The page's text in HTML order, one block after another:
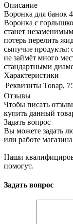
Описание
Воронка для банок
Воронка с
станет
потерь перелить
сыпучие продукты:
не займёт много
стандартными
Характеристики
Реквизиты Товар,
Отзывы
Чтобы писать
купить данный
Задать вопрос
Вы можете задать
или работе
Наши
помогут.
Задать вопрос